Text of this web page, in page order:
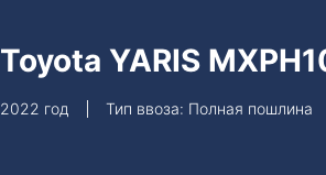
Toyota YARIS
2022 год Тип ввоза: Полная пошлина